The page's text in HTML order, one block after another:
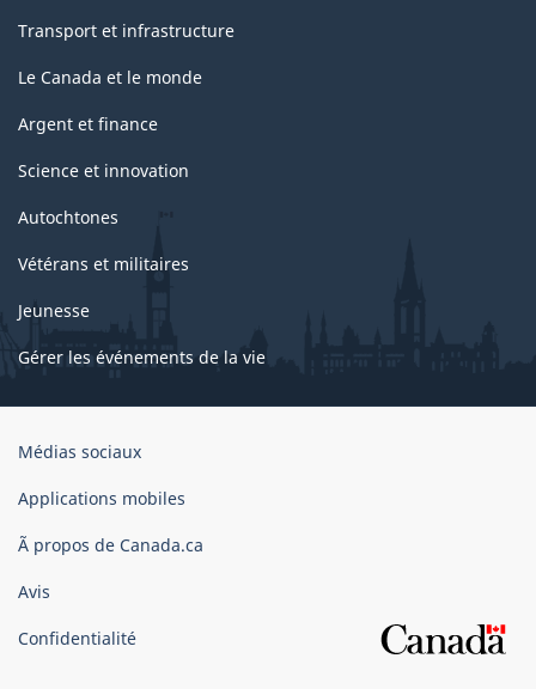
Transport et infrastructure
Le Canada et le monde
Argent et finance
Science et innovation
Autochtones
Vétérans et militaires
Jeunesse
Gérer les événements de la vie
Organisation
gouvernement
Canada
Médias sociaux
Applications mobiles
Ã propos de Canada.ca
Avis
Confidentialité